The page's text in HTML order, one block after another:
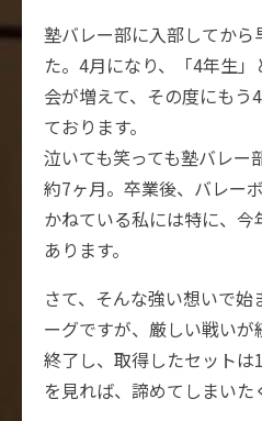
塾バレー部に入部してから
た。4月になり、「4年生
会が増えて、その度にもう
ております。
泣いても笑っても塾バレー
約7ヶ月。卒業後、バレー
かねている私には特に、
あります。
さて、そんな強い想いで始
ーグですが、厳しい戦いが
終了し、取得したセット
を見れば、諦めてしまいた